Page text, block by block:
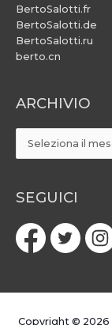
BertoSalotti.fr
BertoSalotti.de
BertoSalotti.ru
berto.cn
ARCHIVIO
ARCHIVIO
SEGUICI
Copyright © 2026